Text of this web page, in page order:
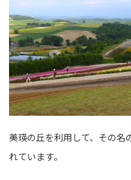
美瑛の丘を利用して、その名
れています。